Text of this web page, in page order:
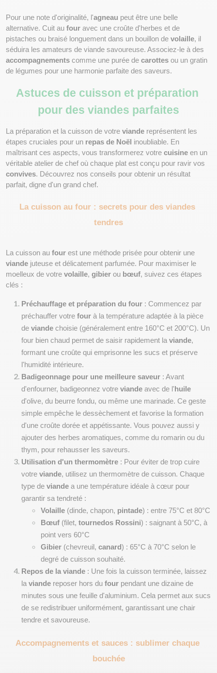
Pour une note d'originalité, l'agneau peut être une belle
alternative. Cuit au four avec une croûte d'herbes et de
pistaches ou braisé longuement dans un bouillon de volaille, il
accompagnements comme une purée de carottes ou un gratin
de légumes pour une harmonie parfaite des saveurs.
Astuces de cuisson et préparation
pour des viandes parfaites
La préparation et la cuisson de votre viande représentent les
étapes cruciales pour un repas de Noël inoubliable. En
maîtrisant ces aspects, vous transformerez votre cuisine en un
convives. Découvrez nos conseils pour obtenir un résultat
parfait, digne d'un grand chef.
La cuisson au four : secrets pour des viandes
tendres
La cuisson au four
viande juteuse et délicatement parfumée. Pour maximiser le
moelleux de votre volaille, gibier ou bœuf, suivez ces étapes
clés :
Préchauffage et préparation du four : Commencez par
préchauffer votre four à la température adaptée à la pièce
de viande choisie (généralement entre 160°C et 200°C). Un
four bien chaud permet de saisir rapidement la viande,
formant une croûte qui emprisonne les sucs et préserve
l'humidité intérieure.
Badigeonnage pour une meilleure saveur : Avant
d'enfourner, badigeonnez votre viande avec de l' huile
d'olive, du beurre fondu, ou même une marinade. Ce geste
simple empêche le dessèchement et favorise la formation
d'une croûte dorée et appétissante. Vous pouvez aussi y
ajouter des herbes aromatiques, comme du romarin ou du
thym, pour rehausser les saveurs.
Utilisation d'un thermomètre : Pour éviter de trop cuire
votre viande, utilisez un thermomètre de cuisson. Chaque
type de viande a une température idéale à cœur pour
garantir sa tendreté :
Volaille (dinde, chapon, pintade) : entre 75°C et 80°C
Bœuf (filet, tournedos Rossini) : saignant à 50°C, à
point vers 60°C
Gibier (chevreuil, canard) : 65°C à 70°C selon le
degré de cuisson souhaité.
Repos de la viande : Une fois la cuisson terminée, laissez
la viande reposer hors du four pendant une dizaine de
minutes sous une feuille d'aluminium. Cela permet aux sucs
de se redistribuer uniformément, garantissant une chair
tendre et savoureuse.
Accompagnements et sauces : sublimer chaque
bouchée